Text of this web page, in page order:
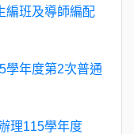
編班及導師編配
學年度第2次普通
理115學年度